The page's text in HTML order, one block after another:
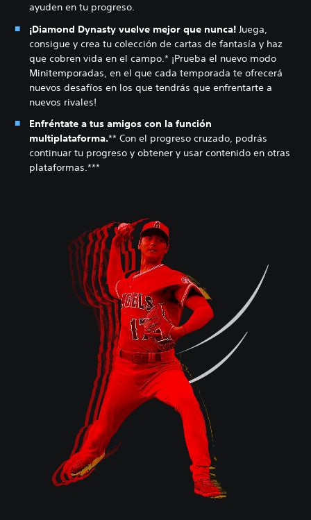
ayuden en tu progreso.
¡Diamond Dynasty vuelve mejor que nunca! Juega,
consigue y crea tu colección de cartas de fantasía y haz
que cobren vida en el campo.* ¡Prueba el nuevo modo
Minitemporadas, en el que cada temporada te ofrecerá
nuevos desafíos en los que tendrás que enfrentarte a
nuevos rivales!
Enfréntate a tus amigos con la función
multiplataforma.** Con el progreso cruzado, podrás
continuar tu progreso y obtener y usar contenido en otras
plataformas.***